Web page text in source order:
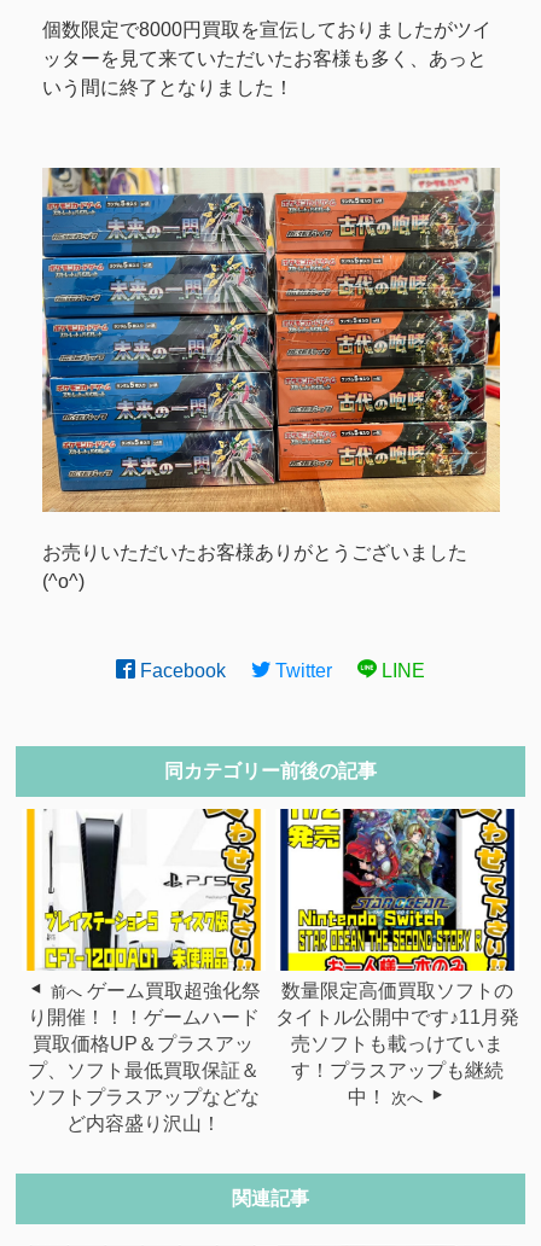
個数限定で8000円買取を宣伝しておりましたがツイ
ッターを見て来ていただいたお客様も多く、あっと
いう間に終了となりました！
お売りいただいたお客様ありがとうございました
(^o^)
Facebook Twitter LINE
同カテゴリー前後の記事
前へ ゲーム買取超強化祭
り開催！！！ゲームハード
買取価格UP＆プラスアッ
プ、ソフト最低買取保証＆
ソフトプラスアップなどな
ど内容盛り沢山！
数量限定高価買取ソフトの
タイトル公開中です♪11月発
売ソフトも載っけていま
す！プラスアップも継続
中！
次へ
関連記事